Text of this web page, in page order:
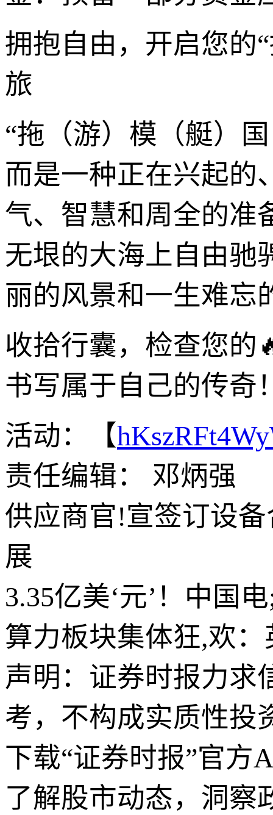
拥抱自由，开启您的
旅
“拖（游）模（艇）
而是一种正在兴起的
气、智慧和周全的准
无垠的大海上自由驰
丽的风景和一生难忘
收拾行囊，检查您的
书写属于自己的传奇
活动：【
责任编辑： 邓炳强
供应商官!宣签订设
展
3.35亿美‘元’！中国
算力板块集体狂,欢
声明：证券时报力求
考，不构成实质性投
下载“证券时报”官方
了解股市动态，洞察